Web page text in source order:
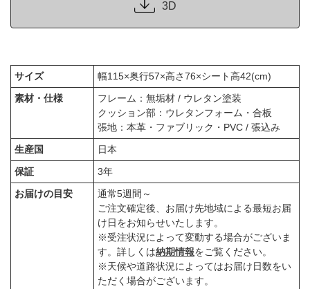
3D
サイズ
幅115×奥行57×高さ76×シート高42(cm)
素材・仕様
フレーム：無垢材 / ウレタン塗装
クッション部：ウレタンフォーム・合板
張地：本革・ファブリック・PVC / 張込み
生産国
日本
保証
3年
お届けの目安
通常5週間～
ご注文確定後、お届け先地域による最短お届
け日をお知らせいたします。
※受注状況によって変動する場合がございま
す。詳しくは納期情報をご覧ください。
※天候や道路状況によってはお届け日数をい
ただく場合がございます。